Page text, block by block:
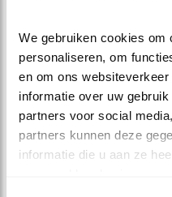
We gebruiken cookies om
personaliseren, om
en om ons
informatie over uw
partners voor social
partners kunnen deze
informatie die u aan ze
V zat redelijk rustig in de
was wel alert, keek af en
de vreemde uil aan het
eitjes te beschermen
Pas toen de vreemde uil
een beetje van zich af (of